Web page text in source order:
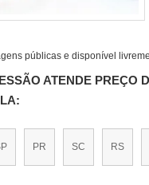
públicas e disponível
ATENDE PREÇO
PR SC RS